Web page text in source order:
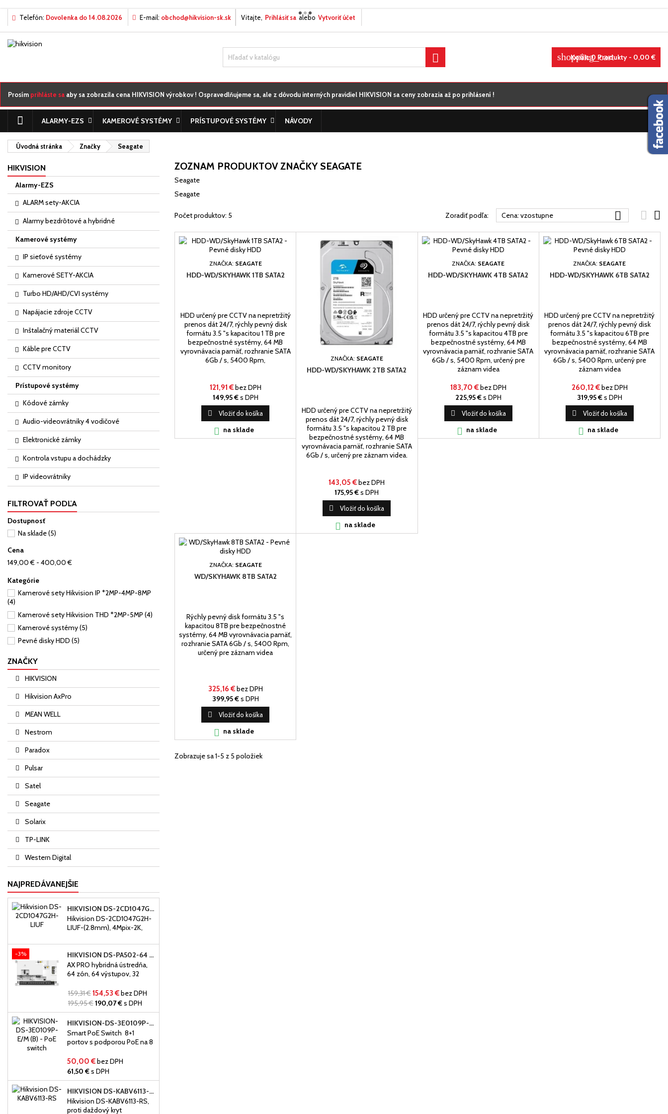
Telefón: Dovolenka do 14.08.2026 E-mail: obchod@hikvision-sk.sk Vitajte, Prihlásiť sa alebo Vytvoriť účet
shopping_cart
Košík:0 Produkty - 0,00 €

Prosím prihláste sa aby sa zobrazila cena HIKVISION výrobkov ! Ospravedlňujeme sa, ale z dôvodu interných pravidiel HIKVISION sa ceny zobrazia až po prihlásení !
ALARMY-EZS KAMEROVÉ SYSTÉMY PRÍSTUPOVÉ SYSTÉMY NÁVODY
Úvodná stránka Značky Seagate
HIKVISION
Alarmy-EZS
ALARM sety-AKCIA
Alarmy bezdrôtové a hybridné
Kamerové systémy
IP sieťové systémy
Kamerové SETY-AKCIA
Turbo HD/AHD/CVI systémy
Napájacie zdroje CCTV
Inštalačný materiál CCTV
Káble pre CCTV
CCTV monitory
Prístupové systémy
Kódové zámky
Audio-videovrátniky 4 vodičové
Elektronické zámky
Kontrola vstupu a dochádzky
IP videovrátniky
FILTROVAŤ PODĽA
Dostupnosť
Na sklade(5)
Cena
149,00 € - 400,00 €
Kategórie
Kamerové sety Hikvision IP *2MP-4MP-8MP
(4)
Kamerové sety Hikvision THD *2MP-5MP (4)
Kamerové systémy(5)
Pevné disky HDD (5)
ZNAČKY
HIKVISION
Hikvision AxPro
MEAN WELL
Nestrom
Paradox
Pulsar
Satel
Seagate
Solarix
TP-LINK
Western Digital
NAJPREDÁVANEJŠIE
HIKVISION DS-2CD1047G2H-LIUF-(2.8MM), 4MPIX-2K, SMART IR 30M, IP67, POE, MIKROFÓN, SLOT NA SD
Hikvision DS-2CD1047G2H-
LIUF-(2.8mm), 4Mpix-2K,
PoE, mikrofón, slot na SD, 4
MPix IP kamera, SMART
ColorVu s Hybridným
prísvitom, zobrazenie živých
-3%
HIKVISION DS-PA502-64 HYBRIDNÁ ÚSTREDŇA
AX PRO hybridná ústredňa,
64 zón, 64 výstupov, 32
32 zbernicových zariadení,
dvojcestné hlásenie do ARC,
podpora LAN, Wi-Fi, podpora
voliteľného komunikátora
PSTN/GPRS/4G. Predaj
vieme uškutočniť len
159,31 €154,53 € bez DPH
195,95 €190,07 €s DPH
HIKVISION-DS-3E0109P-E/M (C)- 8× 10/100 MBPS-POE SWITCH - 60W
Smart PoE Switch 8+1
portov s podporou PoE na 8
max.výkon portu 60W,
všetko je založené na Fast
LAN a tak podporuje
prenosovú rýchlosť 10/100
Mbps. Automaticky detekuje
50,00 € bez DPH
61,50 €s DPH
HIKVISION DS-KABV6113-RS, PROTI DAŽDOVÝ KRYT POVRCH.MONTAZ
Hikvision DS-KABV6113-RS,
proti daždový kryt
ZOZNAM PRODUKTOV ZNAČKY SEAGATE
Seagate
Seagate
Počet produktov: 5 Zoradiť podľa: Cena: vzostupne   
ZNAČKA: SEAGATE
HDD-WD/SKYHAWK 1TB SATA2
HDD určený pre CCTV na nepretržitý
prenos dát 24/7, rýchly pevný disk
formátu 3.5 "s kapacitou 1 TB pre
bezpečnostné systémy, 64 MB
vyrovnávacia pamäť, rozhranie SATA
6Gb / s, 5400 Rpm,
121,91 €bez DPH
149,95 €s DPH
 Vložiť do košíka
 na sklade
ZNAČKA: SEAGATE
HDD-WD/SKYHAWK 2TB SATA2
HDD určený pre CCTV na nepretržitý
prenos dát 24/7, rýchly pevný disk
formátu 3.5 "s kapacitou 2 TB pre
bezpečnostné systémy, 64 MB
vyrovnávacia pamäť, rozhranie SATA
6Gb / s, určený pre záznam videa.
143,05 €bez DPH
175,95 €s DPH
 Vložiť do košíka
 na sklade
ZNAČKA: SEAGATE
HDD-WD/SKYHAWK 4TB SATA2
HDD určený pre CCTV na nepretržitý
prenos dát 24/7, rýchly pevný disk
formátu 3.5 "s kapacitou 4TB pre
bezpečnostné systémy, 64 MB
vyrovnávacia pamäť, rozhranie SATA
6Gb / s, 5400 Rpm, určený pre
záznam videa
183,70 €bez DPH
225,95 €s DPH
 Vložiť do košíka
 na sklade
ZNAČKA: SEAGATE
HDD-WD/SKYHAWK 6TB SATA2
HDD určený pre CCTV na nepretržitý
prenos dát 24/7, rýchly pevný disk
formátu 3.5 "s kapacitou 6TB pre
bezpečnostné systémy, 64 MB
vyrovnávacia pamäť, rozhranie SATA
6Gb / s, 5400 Rpm, určený pre
záznam videa
260,12 €bez DPH
319,95 €s DPH
 Vložiť do košíka
 na sklade
ZNAČKA: SEAGATE
WD/SKYHAWK 8TB SATA2
Rýchly pevný disk formátu 3.5 "s
kapacitou 8TB pre bezpečnostné
systémy, 64 MB vyrovnávacia pamäť,
rozhranie SATA 6Gb / s, 5400 Rpm,
určený pre záznam videa
325,16 €bez DPH
399,95 €s DPH
 Vložiť do košíka
 na sklade
Zobrazuje sa 1-5 z 5 položiek
Môj zoznamy prianí ×
add_circle_outline
Vytvorte nový zoznam
((modalTitle)) ×
((confirmMessage))
((title)) ×
((label))
((cancelText)) ((createText))
Prihlásiť sa ×
Musíte byť prihlásený, aby ste si mohli výrobky uložiť do svojho zoznamu
((cancelText)) ((loginText))